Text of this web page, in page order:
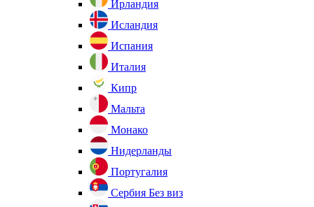
Ирландия
Исландия
Испания
Италия
Кипр
Мальта
Монако
Нидерланды
Португалия
Сербия Без виз